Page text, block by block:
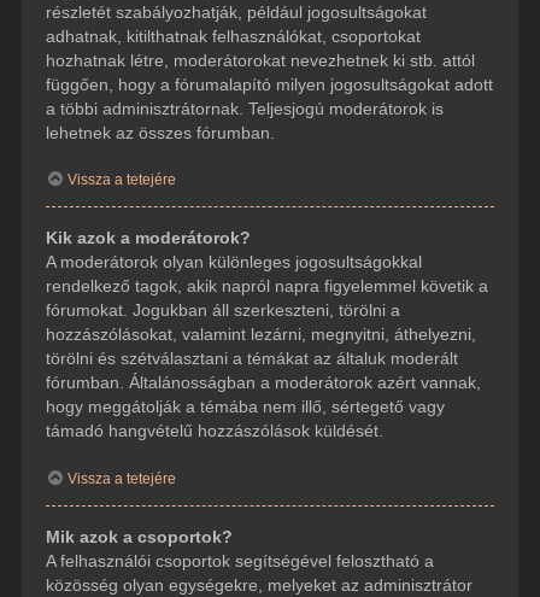
részletét szabályozhatják, például jogosultságokat
adhatnak, kitilthatnak felhasználókat, csoportokat
hozhatnak létre, moderátorokat nevezhetnek ki stb. attól
függően, hogy a fórumalapító milyen jogosultságokat adott
a többi adminisztrátornak. Teljesjogú moderátorok is
lehetnek az összes fórumban.
Vissza a tetejére
Kik azok a moderátorok?
A moderátorok olyan különleges jogosultságokkal
rendelkező tagok, akik napról napra figyelemmel követik a
fórumokat. Jogukban áll szerkeszteni, törölni a
hozzászólásokat, valamint lezárni, megnyitni, áthelyezni,
törölni és szétválasztani a témákat az általuk moderált
fórumban. Általánosságban a moderátorok azért vannak,
hogy meggátolják a témába nem illő, sértegető vagy
támadó hangvételű hozzászólások küldését.
Vissza a tetejére
Mik azok a csoportok?
A felhasználói csoportok segítségével felosztható a
közösség olyan egységekre, melyeket az adminisztrátor